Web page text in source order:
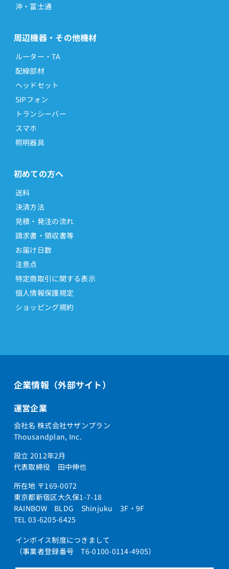
沖・富士通
周辺機器・その他機材
ルーター・TA
配線部材
ヘッドセット
SIPフォン
トランシーバー
スマホ
照明器具
初めての方へ
送料
決済方法
見積・発注の流れ
請求書・領収書等
お届け日数
注意点
特定商取引に関する表示
個人情報保護規定
ショッピング規約
企業情報（外部サイト）
運営企業
会社名 株式会社サザンプラン
Thousandplan, Inc.
設立 2012年2月
代表取締役 田中伸也
所在地 〒169-0072
東京都新宿区大久保1-7-18
RAINBOW BLDG Shinjuku 3F・9F
TEL 03-6205-6425
インボイス制度につきまして
（事業者登録番号 T6-0100-0114-4905）